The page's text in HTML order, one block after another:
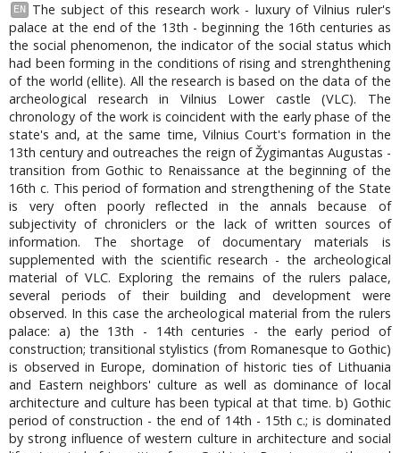
EN
The subject of this research work - luxury of Vilnius ruler's
palace at the end of the 13th - beginning the 16th centuries as
the social phenomenon, the indicator of the social status which
had been forming in the conditions of rising and strenghthening
of the world (ellite). All the research is based on the data of the
archeological research in Vilnius Lower castle (VLC). The
chronology of the work is coincident with the early phase of the
state's and, at the same time, Vilnius Court's formation in the
13th century and outreaches the reign of Žygimantas Augustas -
transition from Gothic to Renaissance at the beginning of the
16th c. This period of formation and strengthening of the State
is very often poorly reflected in the annals because of
subjectivity of chroniclers or the lack of written sources of
information. The shortage of documentary materials is
supplemented with the scientific research - the archeological
material of VLC. Exploring the remains of the rulers palace,
several periods of their building and development were
observed. In this case the archeological material from the rulers
palace: a) the 13th - 14th centuries - the early period of
construction; transitional stylistics (from Romanesque to Gothic)
is observed in Europe, domination of historic ties of Lithuania
and Eastern neighbors' culture as well as dominance of local
architecture and culture has been typical at that time. b) Gothic
period of construction - the end of 14th - 15th c.; is dominated
by strong influence of western culture in architecture and social